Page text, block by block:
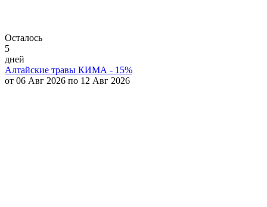
Осталось
5
дней
Алтайские травы КИМА - 15%
от 06 Авг 2026 по 12 Авг 2026